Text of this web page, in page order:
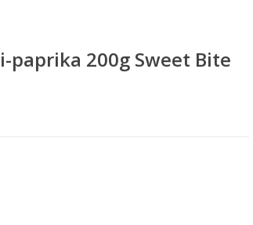
paprika 200g Sweet Bite